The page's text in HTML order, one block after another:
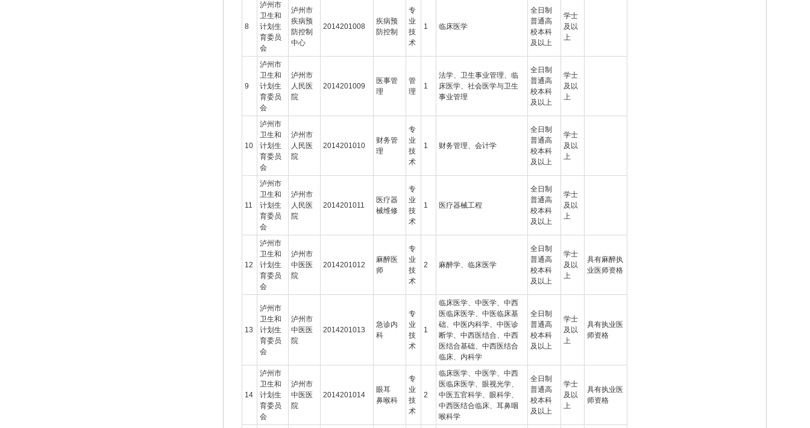
8
泸州市
卫生和
计划生
育委员
会
泸州市
疾病预
防控制
中心
2014201008
疾病预
防控制
专
业
技
术
1 临床医学
全日制
普通高
校本科
及以上
学士
及以
上
9
泸州市
卫生和
计划生
育委员
会
泸州市
人民医
院
2014201009
医事管
理
管
理
1
法学、卫生事业管理、临
床医学、社会医学与卫生
事业管理
全日制
普通高
校本科
及以上
学士
及以
上
10
泸州市
卫生和
计划生
育委员
会
泸州市
人民医
院
2014201010
财务管
理
专
业
技
术
1 财务管理、会计学
全日制
普通高
校本科
及以上
学士
及以
上
11
泸州市
卫生和
计划生
育委员
会
泸州市
人民医
院
2014201011
医疗器
械维修
专
业
技
术
1 医疗器械工程
全日制
普通高
校本科
及以上
学士
及以
上
12
泸州市
卫生和
计划生
育委员
会
泸州市
中医医
院
2014201012
麻醉医
师
专
业
技
术
2 麻醉学、临床医学
全日制
普通高
校本科
及以上
学士
及以
上
具有麻醉执
业医师资格
13
泸州市
卫生和
计划生
育委员
会
泸州市
中医医
院
2014201013
急诊内
科
专
业
技
术
1
临床医学、中医学、中西
医临床医学、中医临床基
础、中医内科学、中医诊
断学、中西医结合、中西
医结合基础、中西医结合
临床、内科学
全日制
普通高
校本科
及以上
学士
及以
上
具有执业医
师资格
14
泸州市
卫生和
计划生
育委员
会
泸州市
中医医
院
2014201014
眼耳
鼻喉科
专
业
技
术
2
临床医学、中医学、中西
医临床医学、眼视光学、
中医五官科学、眼科学、
中西医结合临床、耳鼻咽
喉科学
全日制
普通高
校本科
及以上
学士
及以
上
具有执业医
师资格